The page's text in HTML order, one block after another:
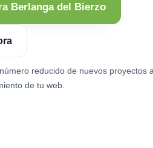
Berlanga del Bierzo
reducido de nuevos proyectos
de tu web.